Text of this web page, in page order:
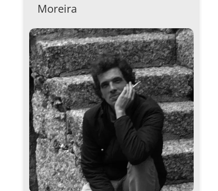
Moreira